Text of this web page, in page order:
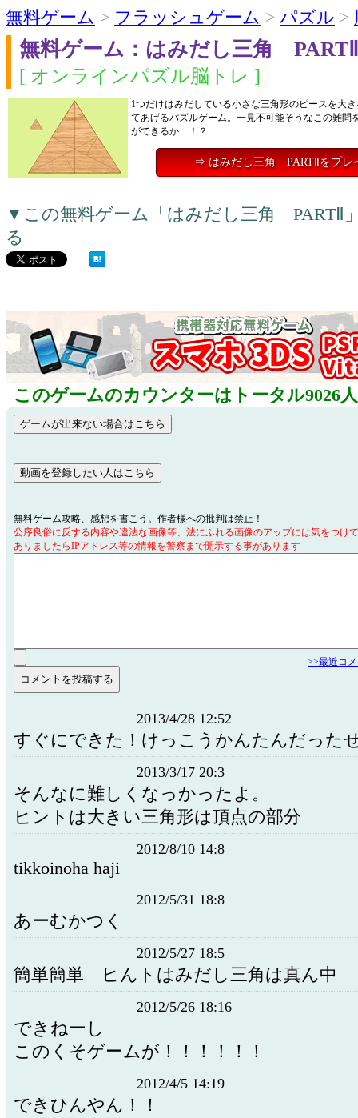
無料ゲーム > フラッシュゲーム > パズル >
無料ゲーム：はみだし三角 PARTⅡ
[ オンラインパズル脳トレ ]
1つだけはみだしている小さな三角形のピースを大
てあげるパズルゲーム。一見不可能そうなこの難問
ができるか…！？
⇒ はみだし三角 PARTⅡをプレ
▼この無料ゲーム「はみだし三角 PARTⅡ
る
このゲームのカウンターはトータル9026
無料ゲーム攻略、感想を書こう。作者様への批判は禁止！
公序良俗に反する内容や違法な画像等、法にふれる画像のアップには気をつけ
ありましたらIPアドレス等の情報を警察まで開示する事があります
>>最近コ
2013/4/28 12:52
すぐにできた！けっこうかんたんだった
2013/3/17 20:3
そんなに難しくなっかったよ。
ヒントは大きい三角形は頂点の部分
2012/8/10 14:8
tikkoinoha haji
2012/5/31 18:8
あーむかつく
2012/5/27 18:5
簡単簡単 ヒんトはみだし三角は真ん中
2012/5/26 18:16
できねーし
このくそゲームが！！！！！！
2012/4/5 14:19
できひんやん！！